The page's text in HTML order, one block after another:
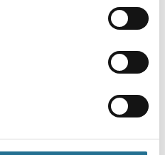
MPlus Kniekissen
Bitte einloggen, um Preise zu
sehen